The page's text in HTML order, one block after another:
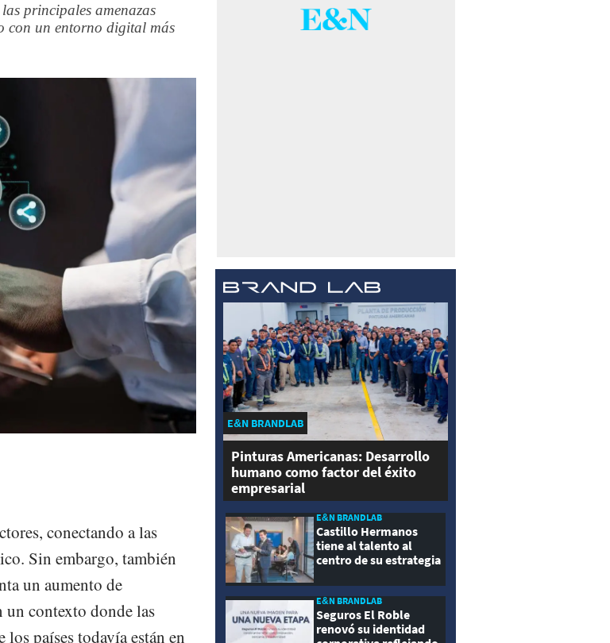
principales amenazas
con un entorno digital más
conectando a las
Sin embargo, también
un aumento de
un contexto donde las
países todavía están en
E&N BRANDLAB
Pinturas Americanas: Desarrollo
humano como factor del éxito
empresarial
E&N BRANDLAB
Castillo Hermanos
tiene al talento al
centro de su estrategia
E&N BRANDLAB
Seguros El Roble
renovó su identidad